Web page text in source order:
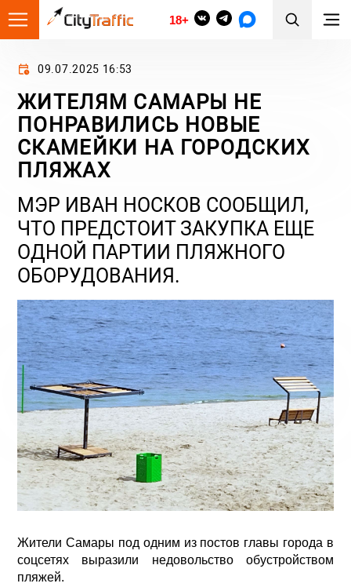
18+
09.07.2025 16:53
ЖИТЕЛЯМ САМАРЫ НЕ
ПОНРАВИЛИСЬ НОВЫЕ
СКАМЕЙКИ НА ГОРОДСКИХ
ПЛЯЖАХ
МЭР ИВАН НОСКОВ СООБЩИЛ,
ЧТО ПРЕДСТОИТ ЗАКУПКА ЕЩЕ
ОДНОЙ ПАРТИИ ПЛЯЖНОГО
ОБОРУДОВАНИЯ.
Жители Самары под одним из постов главы города в
соцсетях выразили недовольство обустройством
пляжей.